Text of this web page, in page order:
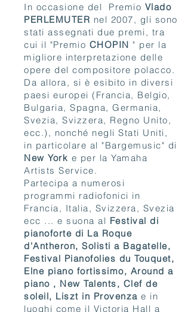
In occasione del Premio Vlado
PERLEMUTER nel 2007, gli sono
stati assegnati due premi, tra
cui il "Premio CHOPIN " per la
migliore interpretazione delle
opere del compositore polacco.
Da allora, si è esibito in diversi
paesi europei (Francia, Belgio,
Bulgaria, Spagna, Germania,
Svezia, Svizzera, Regno Unito,
ecc.), nonché negli Stati Uniti,
in particolare al "Bargemusic" di
New York e per la Yamaha
Artists Service.
Partecipa a numerosi
programmi radiofonici in
Francia, Italia, Svizzera, Svezia
ecc ... e suona al Festival di
pianoforte di La Roque
d'Antheron, Solisti a Bagatelle,
Festival Pianofolies du Touquet,
Elne piano fortissimo, Around a
piano , New Talents, Clef de
soleil, Liszt in Provenza e in
luoghi come il Victoria Hall a